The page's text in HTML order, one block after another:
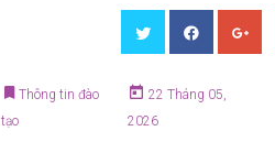
Thông tin đào
tạo
22 Tháng 05,
2026